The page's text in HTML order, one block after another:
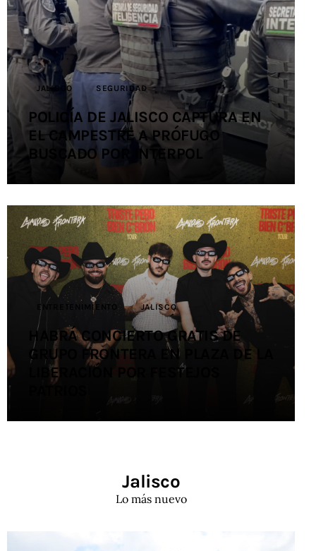
Contacto
JALISCO SEGURIDAD
POLICÍA DE JALISCO CAPTURA EN
EL CAMPESTRE A PRÓFUGO
BUSCADO POR INTERPOL
ENTRETENIMIENTO JALISCO
HABRÁ CONCIERTO GRATIS DE
GRUPO FRONTERA EN PLAZA DE LA
LIBERACIÓN POR FESTEJOS
Jalisco
Lo más nuevo